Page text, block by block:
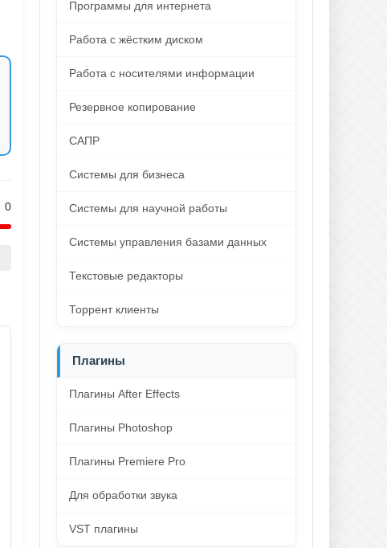
0
Программы для интернета
Работа с жёстким диском
Работа с носителями информации
Резервное копирование
САПР
Системы для бизнеса
Системы для научной работы
Системы управления базами данных
Текстовые редакторы
Торрент клиенты
Плагины
Плагины After Effects
Плагины Photoshop
Плагины Premiere Pro
Для обработки звука
VST плагины